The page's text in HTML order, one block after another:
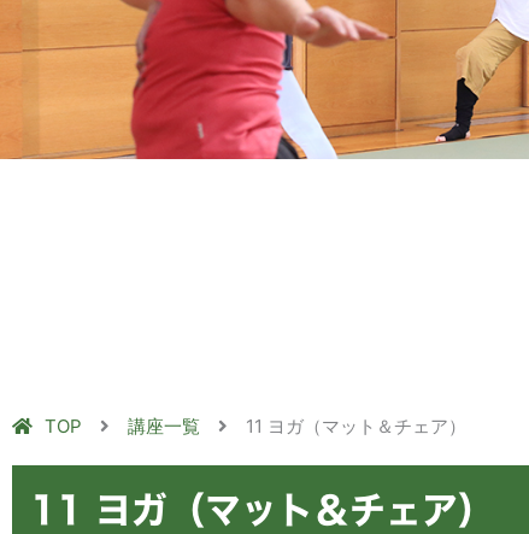
TOP 講座一覧 11 ヨガ（マット＆チェア）
11 ヨガ（マット＆チェア）